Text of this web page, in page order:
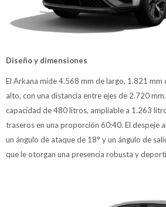
Diseño y dimensiones
El Arkana mide 4.568 mm de largo, 1.821 mm
alto, con una distancia entre ejes de 2.720
capacidad de 480 litros, ampliable a 1.263
traseros en una proporción 60:40. El despeje
un ángulo de ataque de 18° y un ángulo de
que le otorgan una presencia robusta y